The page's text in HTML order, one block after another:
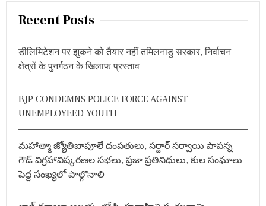
Recent Posts
डीलिमिटेशन पर झुकने को तैयार नहीं तमिलनाडु सरकार, निर्वाचन
क्षेत्रों के पुनर्गठन के खिलाफ प्रस्ताव
BJP CONDEMNS POLICE FORCE AGAINST
UNEMPLOYEED YOUTH
మహాత్మా జ్యోతిబాపూలే దంపతులు, సర్దార్ సర్వాయి పాపన్న
గౌడ్ విగ్రహావిష్కరణల సభలు, ప్రజా ప్రతినిధులు, కుల సంఘాలు
పెద్ద సంఖ్యలో పాల్గొనాలి